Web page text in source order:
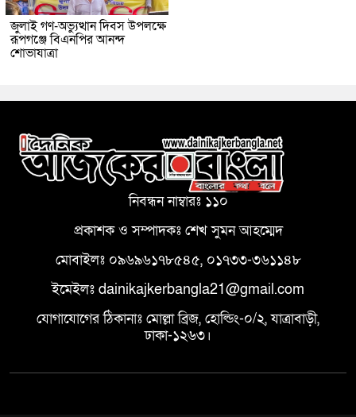
জুলাই গণ-অভ্যুত্থান দিবস উপলক্ষে
রূপগঞ্জে বিএনপির আনন্দ
শোভাযাত্রা
নিবন্ধন নাম্বারঃ ১১০
প্রকাশক ও সম্পাদকঃ শেখ সুমন আহম্মেদ
মোবাইলঃ ০৯৬৯৬১৭৮৫৪৫, ০১৭৩৩-৩৬১১৪৮
ইমেইলঃ dainikajkerbangla21@gmail.com
যোগাযোগের ঠিকানাঃ মোল্লা ব্রিজ, হোল্ডিং-০/২, যাত্রাবাড়ী,
ঢাকা-১২৬৩।